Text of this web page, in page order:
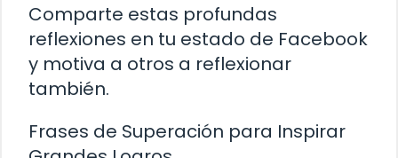
Comparte estas profundas
reflexiones en tu estado de Facebook
y motiva a otros a reflexionar
también.
Frases de Superación para Inspirar